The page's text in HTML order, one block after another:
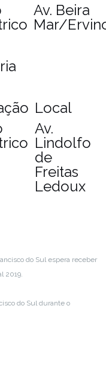
Av. Beira
Mar/
Local
Av.
Lindolfo
de
Freitas
Ledoux
do Sul espera receber
2019.
do Sul durante o